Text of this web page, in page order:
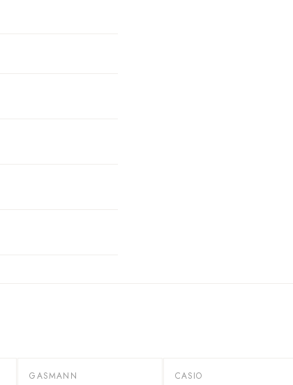
-40%
GASMANN -20%
CASIO